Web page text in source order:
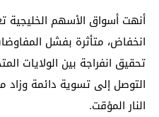
أنهت أسواق الأسهم الخليجية
انخفاض، متأثرة بفشل
تحقيق انفراجة بين الولايات
التوصل إلى تسوية دائمة
النار المؤقت.